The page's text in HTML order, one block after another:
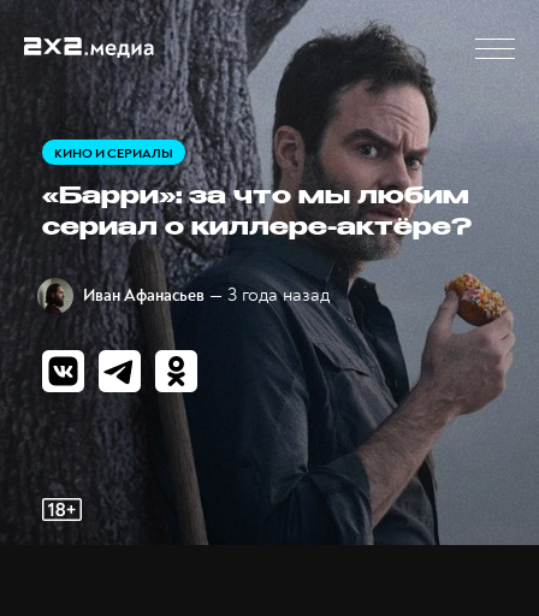
КИНО И СЕРИАЛЫ
«Барри»: за что мы любим
сериал о киллере-актёре?
Иван Афанасьев — 3 года назад